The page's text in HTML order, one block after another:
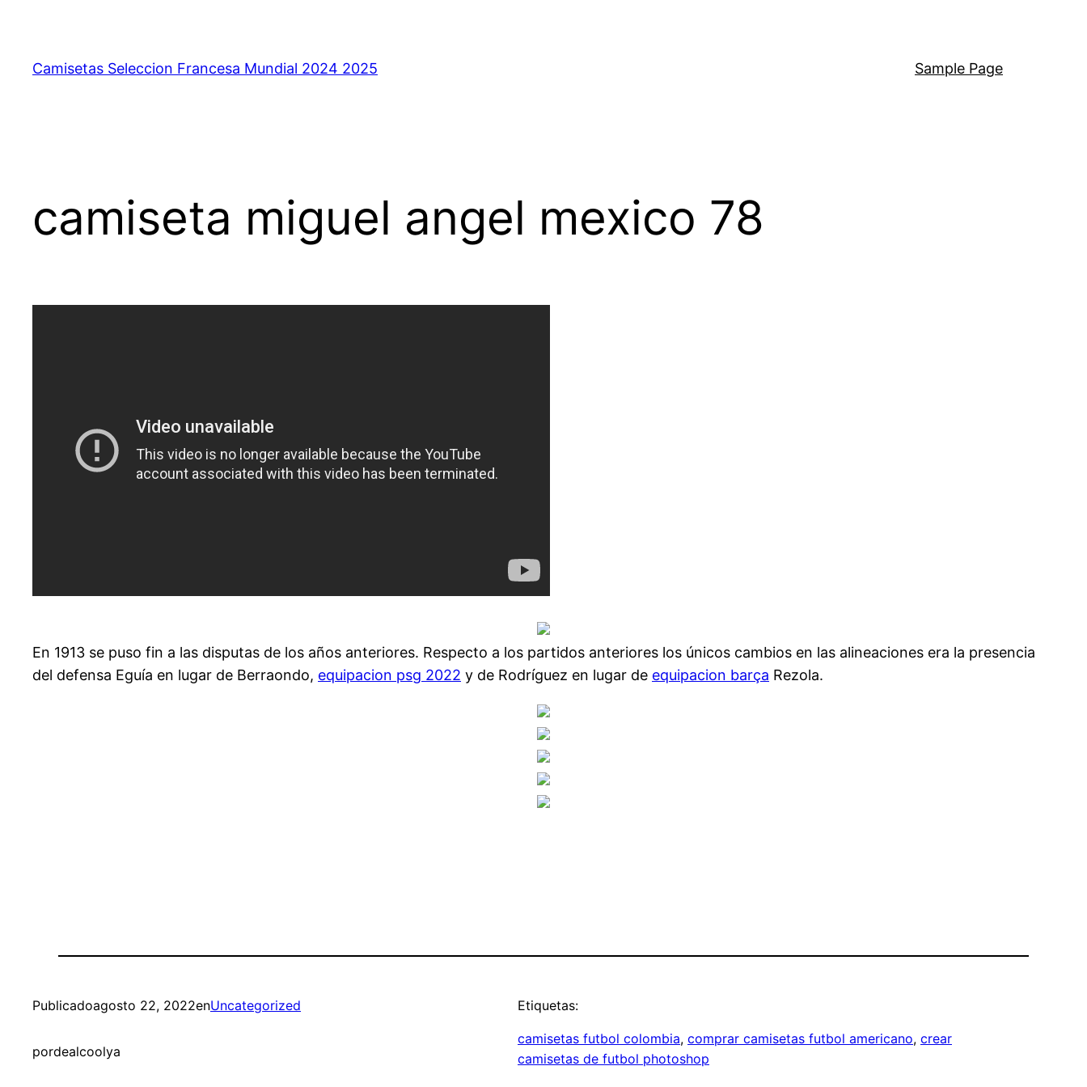
contenido
Camisetas Seleccion Francesa Mundial 2024 2025 Sample Page
camiseta miguel angel mexico 78
En 1913 se puso fin a las disputas de los años anteriores. Respecto a los partidos anteriores los únicos cambios en las alineaciones era la presencia
del defensa Eguía en lugar de Berraondo, equipacion psg 2022 y de Rodríguez en lugar de equipacion barça Rezola.
Publicadoagosto 22, 2022enUncategorized
pordealcoolya
Etiquetas:
camisetas futbol colombia, comprar camisetas futbol americano, crear
camisetas de futbol photoshop